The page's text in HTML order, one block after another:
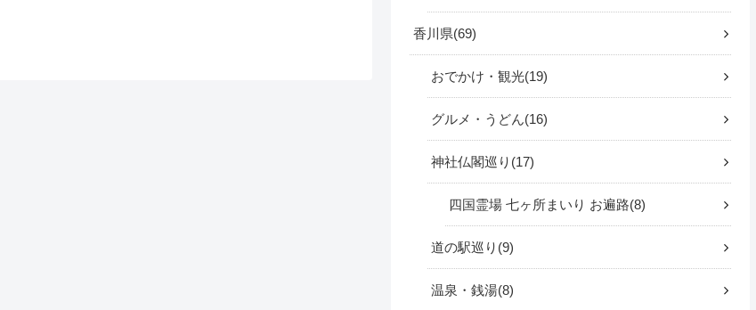
香川県 69
おでかけ・観光 19
グルメ・うどん 16
神社仏閣巡り 17
四国霊場 七ヶ所まいり お遍路 8
道の駅巡り 9
温泉・銭湯 8